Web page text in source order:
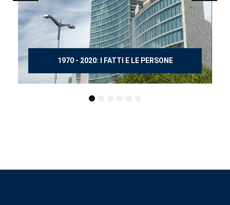
150 ANNI DOPO MANZONI